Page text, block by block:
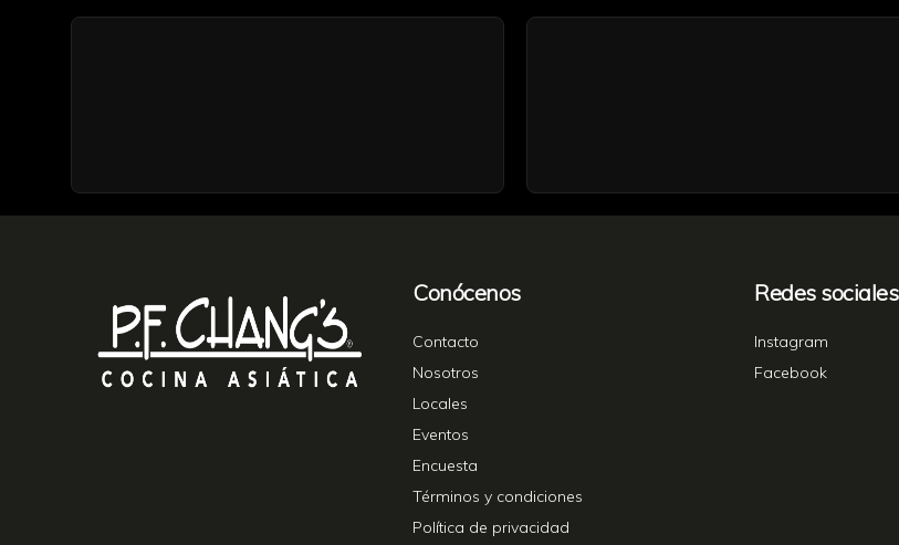
Conócenos
Contacto
Nosotros
Locales
Eventos
Encuesta
Términos y condiciones
Política de privacidad
Redes sociales
Instagram
Facebook